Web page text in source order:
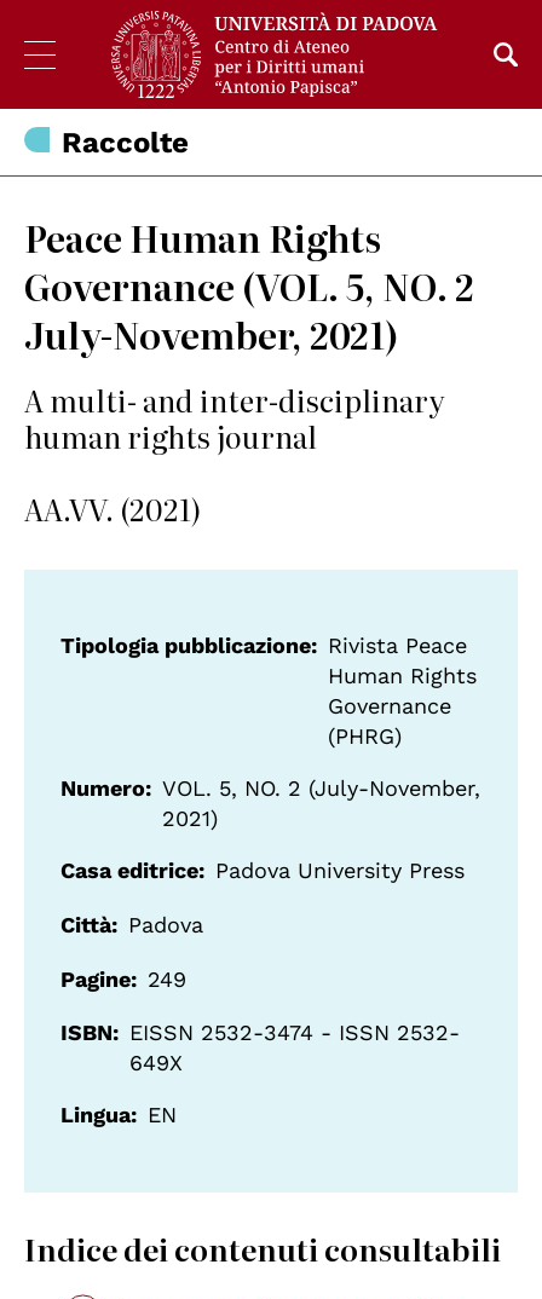
Raccolte
Peace Human Rights
Governance (VOL. 5, NO. 2
July-November, 2021)
A multi- and inter-disciplinary
human rights journal
AA.VV. (2021)
Tipologia pubblicazione
Rivista Peace
Human Rights
Governance
(PHRG)
Numero
VOL. 5, NO. 2 (July-November,
2021)
Casa editrice Padova University Press
Città Padova
Pagine 249
ISBN
EISSN 2532-3474 - ISSN 2532-
649X
Lingua EN
Indice dei contenuti consultabili